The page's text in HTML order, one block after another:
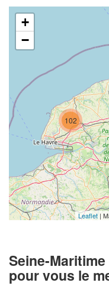
102
+
−
Leaflet |
Seine-
pour vous le